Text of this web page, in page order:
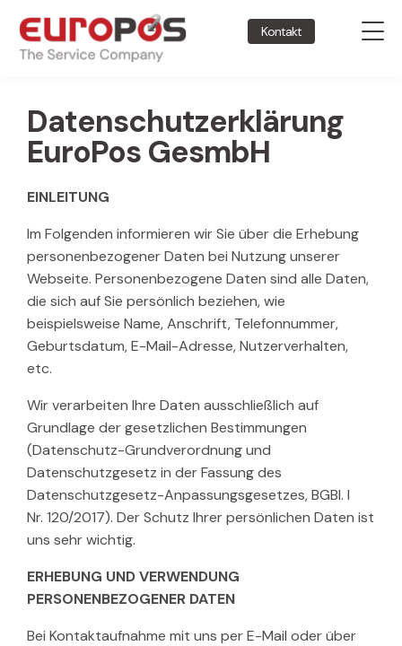
Kontakt
Datenschutzerklärung
EuroPos GesmbH​
EINLEITUNG
Im Folgenden informieren wir Sie über die Erhebung
personenbezogener Daten bei Nutzung unserer
Webseite. Personenbezogene Daten sind alle Daten,
die sich auf Sie persönlich beziehen, wie
beispielsweise Name, Anschrift, Telefonnummer,
Geburtsdatum, E-Mail-Adresse, Nutzerverhalten,
etc.
Wir verarbeiten Ihre Daten ausschließlich auf
Grundlage der gesetzlichen Bestimmungen
(Datenschutz-Grundverordnung und
Datenschutzgesetz in der Fassung des
Datenschutzgesetz-Anpassungsgesetzes, BGBl. I
Nr. 120/2017). Der Schutz Ihrer persönlichen Daten ist
uns sehr wichtig.
ERHEBUNG UND VERWENDUNG
PERSONENBEZOGENER DATEN
Bei Kontaktaufnahme mit uns per E-Mail oder über